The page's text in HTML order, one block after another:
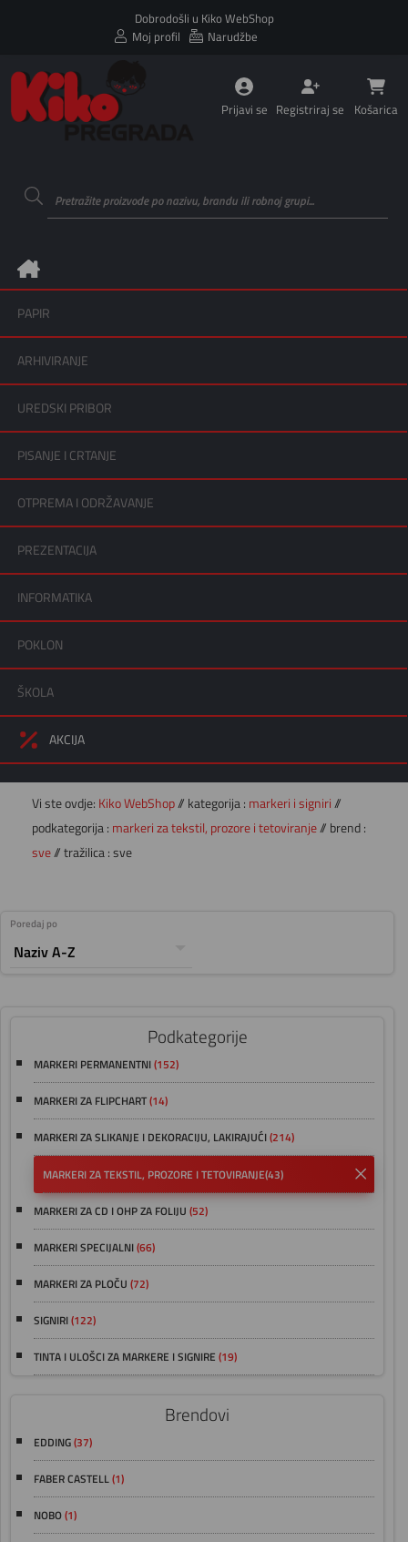
Dobrodošli u Kiko WebShop
Moj profil
Narudžbe
Prijavi se Registriraj se Košarica
PAPIR
ARHIVIRANJE
UREDSKI PRIBOR
PISANJE I CRTANJE
OTPREMA I ODRŽAVANJE
PREZENTACIJA
INFORMATIKA
POKLON
ŠKOLA
AKCIJA
Vi ste ovdje: Kiko WebShop// kategorija : markeri i signiri //
podkategorija : markeri za tekstil, prozore i tetoviranje// brend :
sve// tražilica : sve
Poredaj po
Podkategorije
MARKERI PERMANENTNI(152)
MARKERI ZA FLIPCHART(14)
MARKERI ZA SLIKANJE I DEKORACIJU, LAKIRAJUĆI(214)
MARKERI ZA TEKSTIL, PROZORE I TETOVIRANJE(43)
MARKERI ZA CD I OHP ZA FOLIJU (52)
MARKERI SPECIJALNI(66)
MARKERI ZA PLOČU (72)
SIGNIRI(122)
TINTA I ULOŠCI ZA MARKERE I SIGNIRE (19)
Brendovi
EDDING(37)
FABER CASTELL(1)
NOBO(1)